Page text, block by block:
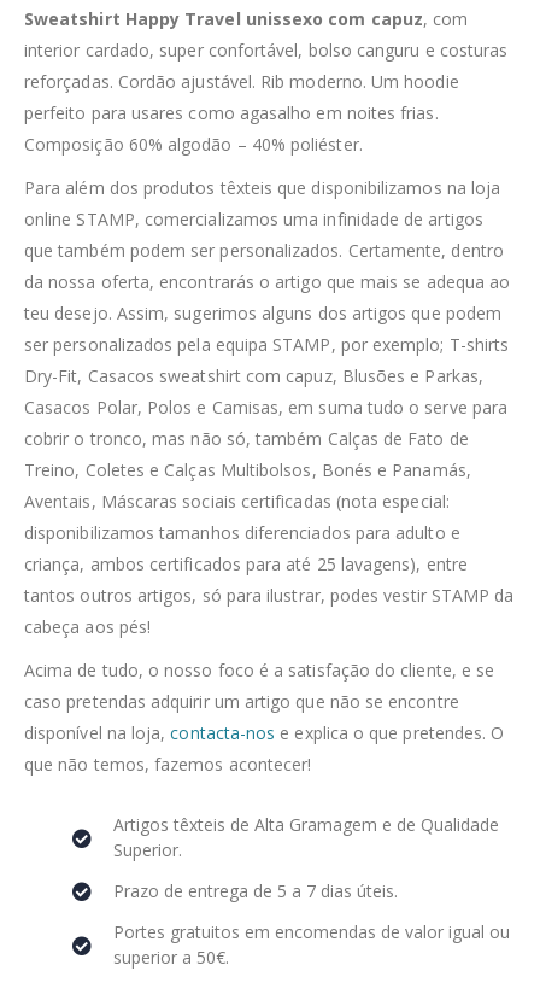
Sweatshirt Happy Travel unissexo com capuz, com
interior cardado, super confortável, bolso canguru e costuras
reforçadas. Cordão ajustável. Rib moderno. Um hoodie
perfeito para usares como agasalho em noites frias.
Composição 60% algodão – 40% poliéster.
Para além dos produtos têxteis que disponibilizamos na loja
online STAMP, comercializamos uma infinidade de artigos
que também podem ser personalizados. Certamente, dentro
da nossa oferta, encontrarás o artigo que mais se adequa ao
teu desejo. Assim, sugerimos alguns dos artigos que podem
ser personalizados pela equipa STAMP, por exemplo; T-shirts
Dry-Fit, Casacos sweatshirt com capuz, Blusões e Parkas,
Casacos Polar, Polos e Camisas, em suma tudo o serve para
cobrir o tronco, mas não só, também Calças de Fato de
Treino, Coletes e Calças Multibolsos, Bonés e Panamás,
Aventais, Máscaras sociais certificadas (nota especial:
disponibilizamos tamanhos diferenciados para adulto e
criança, ambos certificados para até 25 lavagens), entre
tantos outros artigos, só para ilustrar, podes vestir STAMP da
cabeça aos pés!
Acima de tudo, o nosso foco é a satisfação do cliente, e se
caso pretendas adquirir um artigo que não se encontre
disponível na loja,contacta-nos e explica o que pretendes. O
que não temos, fazemos acontecer!
Artigos têxteis de Alta Gramagem e de Qualidade
Superior.
Prazo de entrega de 5 a 7 dias úteis.
Portes gratuitos em encomendas de valor igual ou
superior a 50€.